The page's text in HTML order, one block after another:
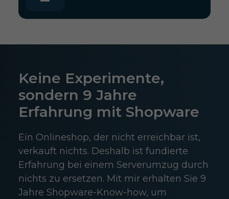
Keine Experimente,
sondern 9 Jahre
Erfahrung mit Shopware
Ein Onlineshop, der nicht erreichbar ist,
verkauft nichts. Deshalb ist fundierte
Erfahrung bei einem Serverumzug durch
nichts zu ersetzen. Mit mir erhalten Sie 9
Jahre Shopware-Know-how, um